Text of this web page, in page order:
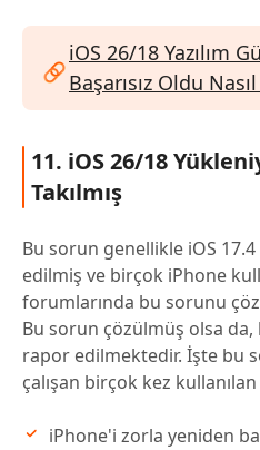
iOS 26/18 Yazılım
Başarısız Oldu
11. iOS 26/18
Takılmış
Bu sorun genellikle iOS
edilmiş ve birçok iPhone
forumlarında bu sorunu
Bu sorun çözülmüş olsa
rapor edilmektedir. İşte bu
çalışan birçok kez
iPhone'i zorla yeniden